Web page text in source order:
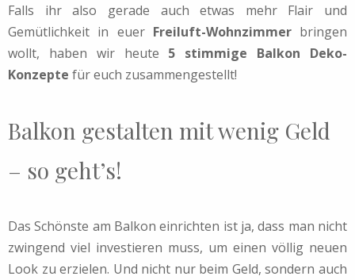
Falls ihr also gerade auch etwas mehr Flair und
Gemütlichkeit in euer Freiluft-Wohnzimmerbringen
wollt, haben wir heute 5 stimmige Balkon Deko-
Konzepte für euch zusammengestellt!
Balkon gestalten mit wenig Geld
– so geht’s!
Das Schönste am Balkon einrichten ist ja, dass man nicht
zwingend viel investieren muss, um einen völlig neuen
Look zu erzielen. Und nicht nur beim Geld, sondern auch